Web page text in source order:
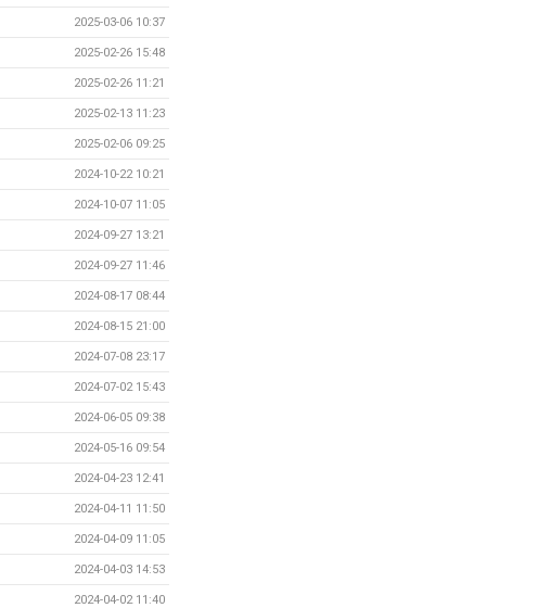
2025-03-06 10:37
2025-02-26 15:48
2025-02-26 11:21
2025-02-13 11:23
2025-02-06 09:25
2024-10-22 10:21
2024-10-07 11:05
2024-09-27 13:21
2024-09-27 11:46
2024-08-17 08:44
2024-08-15 21:00
2024-07-08 23:17
2024-07-02 15:43
2024-06-05 09:38
2024-05-16 09:54
2024-04-23 12:41
2024-04-11 11:50
2024-04-09 11:05
2024-04-03 14:53
2024-04-02 11:40